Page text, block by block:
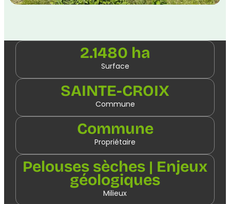
2.1480 ha
Surface
SAINTE-CROIX
Commune
Commune
Propriétaire
Pelouses sèches | Enjeux
géologiques
Milieux